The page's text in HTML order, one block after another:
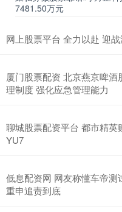
7481.50万元
网上股票平台 全力以赴 迎
厦门股票配资 北京燕京啤
理制度 强化应急管理能力
聊城股票配资平台 都市精
YU7
低息配资网 网友称懂车帝
重申追责到底